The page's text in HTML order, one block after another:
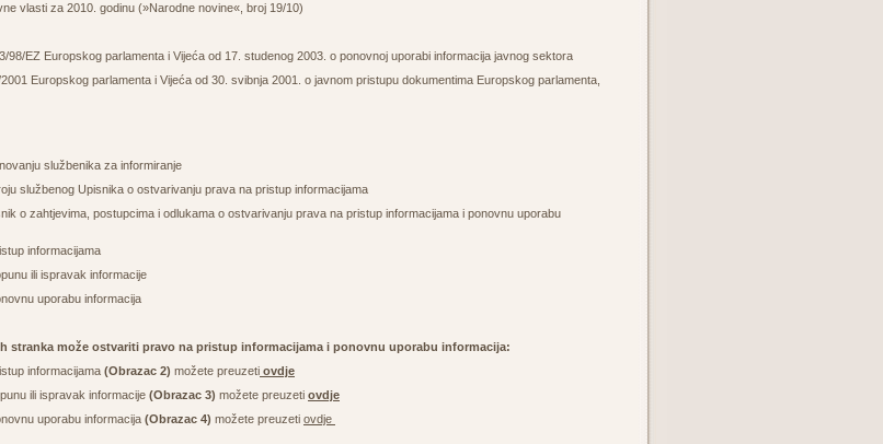
za 2010. godinu (»Narodne novine«, broj 19/10)
EZ Europskog parlamenta i Vijeća od 17. studenog 2003. o ponovnoj uporabi informacija javnog sektora
Europskog parlamenta i Vijeća od 30. svibnja 2001. o javnom pristupu dokumentima Europskog parlamenta,
službenika za informiranje
Upisnika o ostvarivanju prava na pristup informacijama
zahtjevima, postupcima i odlukama o ostvarivanju prava na pristup informacijama i ponovnu uporabu
informacijama
ili ispravak informacije
uporabu informacija
stranka može ostvariti pravo na pristup informacijama i ponovnu uporabu informacija:
informacijama (Obrazac 2) možete preuzeti ovdje
ili ispravak informacije (Obrazac 3) možete preuzeti ovdje
uporabu informacija (Obrazac 4) možete preuzeti ovdje